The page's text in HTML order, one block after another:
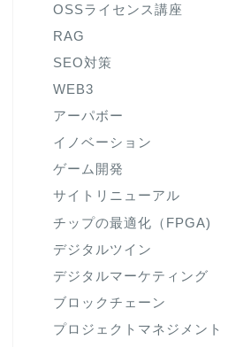
OSSライセンス講座
RAG
SEO対策
WEB3
アーパボー
イノベーション
ゲーム開発
サイトリニューアル
チップの最適化（FPGA)
デジタルツイン
デジタルマーケティング
ブロックチェーン
プロジェクトマネジメント